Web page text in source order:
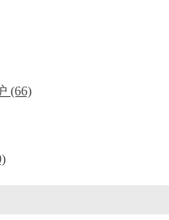
(66)